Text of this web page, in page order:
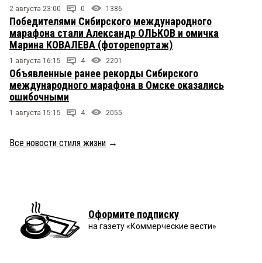
2 августа 23:00 0 1386
Победителями Сибирского международного
марафона стали Александр ОЛЬКОВ и омичка
Марина КОВАЛЕВА (фоторепортаж)
1 августа 16:15 4 2201
Объявленные ранее рекорды Сибирского
международного марафона в Омске оказались
ошибочными
1 августа 15:15 4 2055
Все новости стиля жизни →
Оформите подписку
на газету «Коммерческие вести»